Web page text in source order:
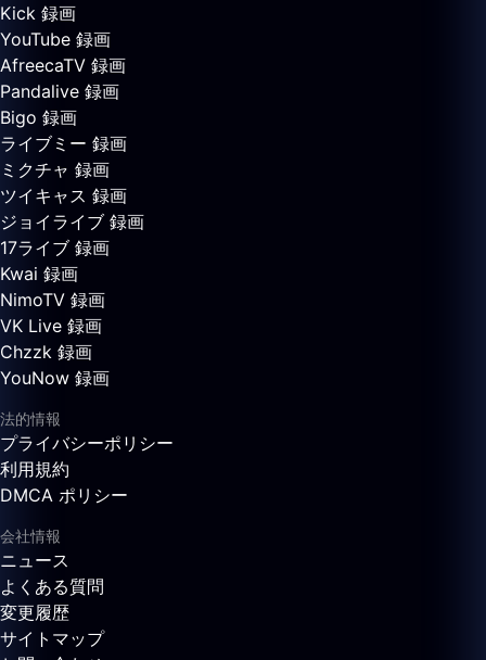
Kick 録画
YouTube 録画
AfreecaTV 録画
Pandalive 録画
Bigo 録画
ライブミー 録画
ミクチャ 録画
ツイキャス 録画
ジョイライブ 録画
17ライブ 録画
Kwai 録画
NimoTV 録画
VK Live 録画
Chzzk 録画
YouNow 録画
法的情報
プライバシーポリシー
利用規約
DMCA ポリシー
会社情報
ニュース
よくある質問
変更履歴
サイトマップ